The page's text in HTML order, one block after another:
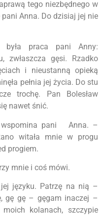
tego niezbędnego w
Anna. Do dzisiaj jej nie
była praca pani Anny:
zwłaszcza gęsi. Rzadko
i nieustanną opieką
pełnia jej życia. Do stu
trochę. Pan Bolesław
nawet śnić.
wspomina pani Anna. –
witała mnie w progu
progiem.
mnie i coś mówi.
języku. Patrzę na nią –
gę gę – gęgam inaczej –
kolanach, szczypie